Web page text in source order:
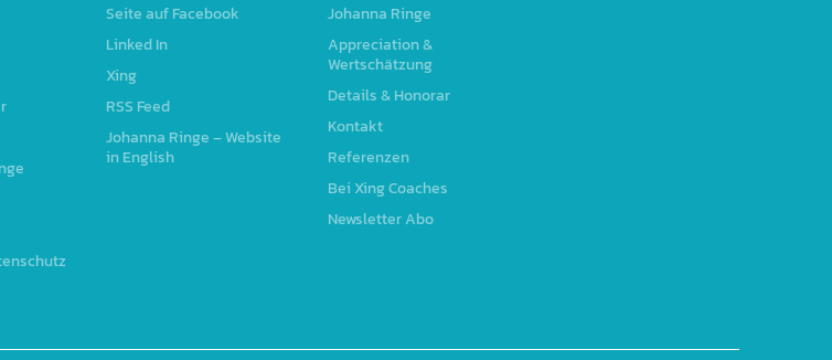
Seite auf Facebook
Linked In
Xing
RSS Feed
Johanna Ringe – Website
in English
Johanna Ringe
Appreciation &
Wertschätzung
Details & Honorar
Kontakt
Referenzen
Bei Xing Coaches
Newsletter Abo